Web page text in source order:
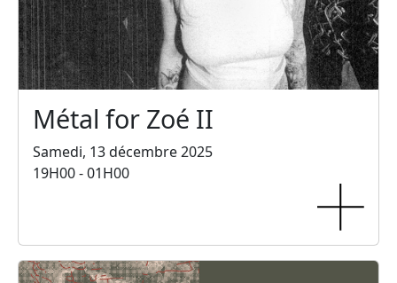
Métal for Zoé II
Samedi, 13 décembre 2025
19H00 - 01H00